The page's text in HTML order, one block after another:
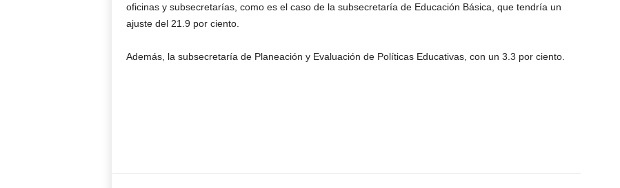
oficinas y subsecretarías, como es el caso de la subsecretaría de Educación Básica, que tendría un
ajuste del 21.9 por ciento.
Además, la subsecretaría de Planeación y Evaluación de Políticas Educativas, con un 3.3 por ciento.